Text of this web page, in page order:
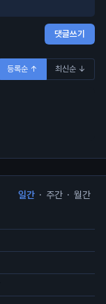
댓글쓰기
등록순 ↑ 최신순 ↓
일간 · 주간 · 월간